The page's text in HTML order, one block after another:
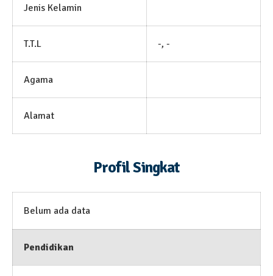
Jenis Kelamin
T.T.L -, -
Agama
Alamat
Profil Singkat
Belum ada data
Pendidikan